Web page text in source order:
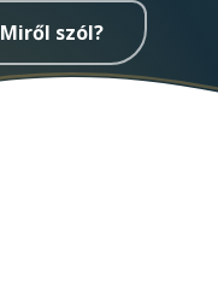
Miről szól?